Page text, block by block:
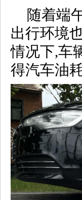
随着端
出行环境
情况下,车
得汽车油